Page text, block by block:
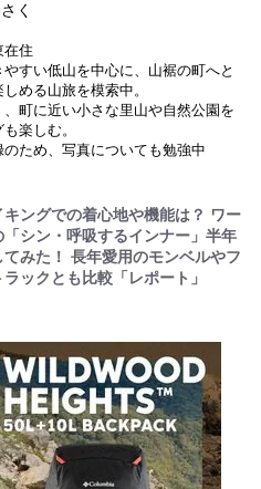
く
在住
すい低山を中心に、山裾の町へと
める山旅を模索中。
町に近い小さな里山や自然公園を
楽しむ。
ため、写真についても勉強中
キングでの着心地や機能は？ ワー
「シン・呼吸するインナー」半年
てみた！ 長年愛用のモンベルやフ
ラックとも比較「レポート」